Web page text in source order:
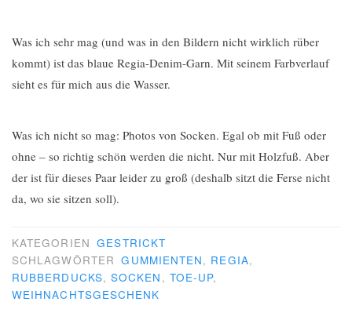
Was ich sehr mag (und was in den Bildern nicht wirklich rüber
kommt) ist das blaue Regia-Denim-Garn. Mit seinem Farbverlauf
sieht es für mich aus die Wasser.
Was ich nicht so mag: Photos von Socken. Egal ob mit Fuß oder
ohne – so richtig schön werden die nicht. Nur mit Holzfuß. Aber
der ist für dieses Paar leider zu groß (deshalb sitzt die Ferse nicht
da, wo sie sitzen soll).
KATEGORIEN GESTRICKT
SCHLAGWÖRTER GUMMIENTEN, REGIA,
RUBBERDUCKS,SOCKEN , TOE-UP,
WEIHNACHTSGESCHENK